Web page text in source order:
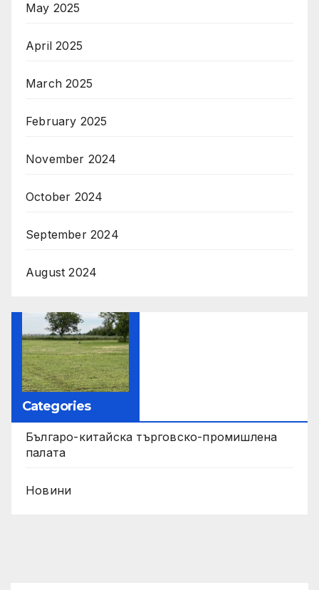
May 2025
April 2025
March 2025
February 2025
November 2024
October 2024
September 2024
August 2024
Categories
Българо-китайска търговско-промишлена
палата
Новини